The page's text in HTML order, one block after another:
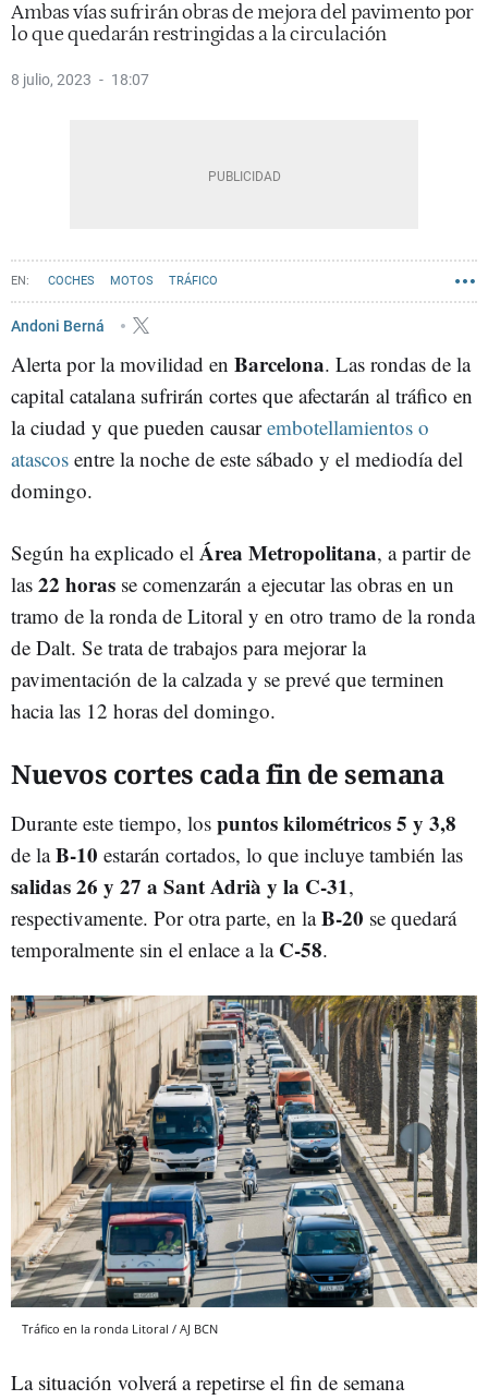
Ambas vías sufrirán obras de mejora del pavimento por
lo que quedarán restringidas a la circulación
8 julio, 2023 18:07
COCHES MOTOS TRÁFICO
Andoni Berná
Alerta por la movilidad en Barcelona. Las rondas de la
capital catalana sufrirán cortes que afectarán al tráfico en
la ciudad y que pueden causarembotellamientos o
atascos entre la noche de este sábado y el mediodía del
domingo.
Según ha explicado el Área Metropolitana, a partir de
las 22 horas se comenzarán a ejecutar las obras en un
tramo de la ronda de Litoral y en otro tramo de la ronda
de Dalt. Se trata de trabajos para mejorar la
pavimentación de la calzada y se prevé que terminen
hacia las 12 horas del domingo.
Nuevos cortes cada fin de semana
Durante este tiempo, los puntos kilométricos 5 y 3,8
de laB-10 estarán cortados, lo que incluye también las
salidas 26 y 27 a Sant Adrià y la C-31,
respectivamente. Por otra parte, en laB-20 se quedará
temporalmente sin el enlace a la C-58.
Tráfico en la ronda Litoral / AJ BCN
La situación volverá a repetirse el fin de semana